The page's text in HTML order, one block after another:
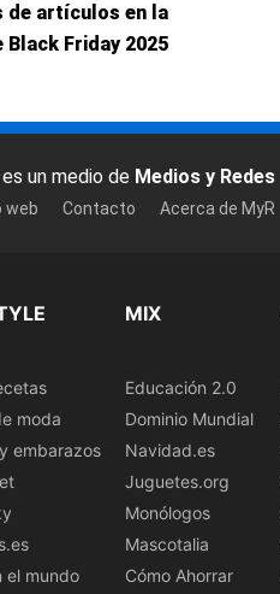
de artículos en la
Black Friday 2025
un medio de Medios y Redes
web Contacto Acerca de MyR
moda
embarazos
el mundo
MIX
Educación 2.0
Dominio Mundial
Navidad.es
Juguetes.org
Monólogos
Mascotalia
Cómo Ahorrar